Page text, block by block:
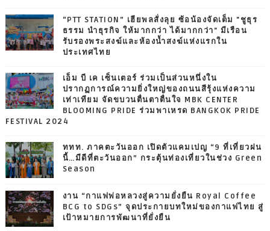
“PTT STATION” เฮียพลสั่งลุย ซ้อน้องจัดเต็ม "ชูธุร
ธรรม นำธุรกิจ ให้มากกว่า ได้มากกว่า" มีเรือน
รับรองพระสงฆ์และห้องน้ำสงฆ์แห่งแรกใน
ประเทศไทย
เอ็ม บี เค เซ็นเตอร์ ร่วมเป็นส่วนหนึ่งใน
ปรากฏการณ์ความยิ่งใหญ่ของถนนสีรุ้งแห่งความ
เท่าเทียม จัดขบวนตื่นตาตื่นใจ MBK CENTER
BLOOMING PRIDE ร่วมพาเหรด BANGKOK PRIDE
FESTIVAL 2024
ททท. ภาคตะวันออก เปิดตัวแคมเปญ “9 ที่เที่ยวฝน
นี้…มีดีที่ตะวันออก” กระตุ้นท่องเที่ยวในช่วง Green
Season
งาน “กาแฟพ่อหลวงสู่ความยั่งยืน Royal Coffee
BCG to SDGs” จุดประกายบทใหม่ของกาแฟไทย สู่
เป้าหมายการพัฒนาที่ยั่งยืน